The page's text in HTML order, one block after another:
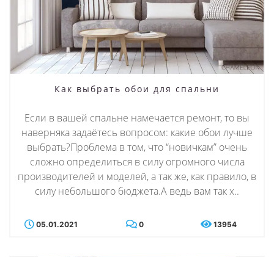
Как выбрать обои для спальни
Если в вашей спальне намечается ремонт, то вы
наверняка задаётесь вопросом: какие обои лучше
выбрать?Проблема в том, что “новичкам” очень
сложно определиться в силу огромного числа
производителей и моделей, а так же, как правило, в
силу небольшого бюджета.А ведь вам так х..
05.01.2021 0 13954